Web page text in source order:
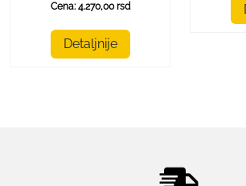
Cena: 4.270,00 rsd
Detaljnije